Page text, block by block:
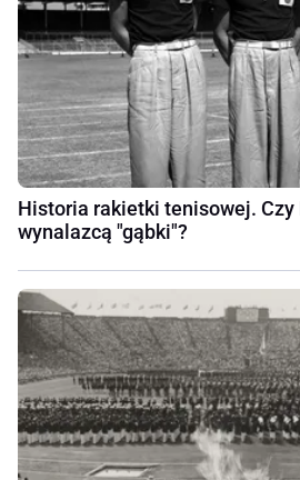
Historia rakietki tenisowej. Czy
wynalazcą "gąbki"?